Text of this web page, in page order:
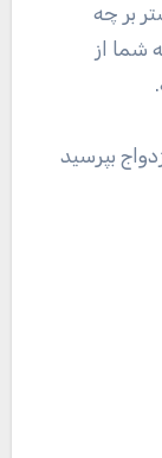
بر چه
شما از